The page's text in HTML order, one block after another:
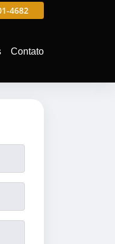
4682
Contato